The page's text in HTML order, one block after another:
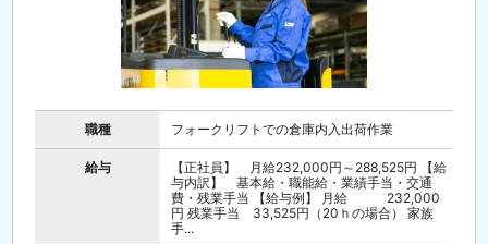
職種 フォークリフトでの倉庫内入出荷作業
給与
【正社員】 月給232,000円～288,525円 【給
与内訳】 基本給・職能給・業績手当・交通
費・残業手当 【給与例】 月給 232,000
円 残業手当 33,525円（20ｈの場合） 家族
手...